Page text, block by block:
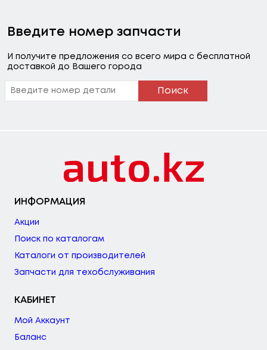
Введите номер запчасти
И получите предложения со всего мира с бесплатной
доставкой до Вашего города
Поиск
ИНФОРМАЦИЯ
Акции
Поиск по каталогам
Каталоги от производителей
Запчасти для техобслуживания
КАБИНЕТ
Мой Аккаунт
Баланс